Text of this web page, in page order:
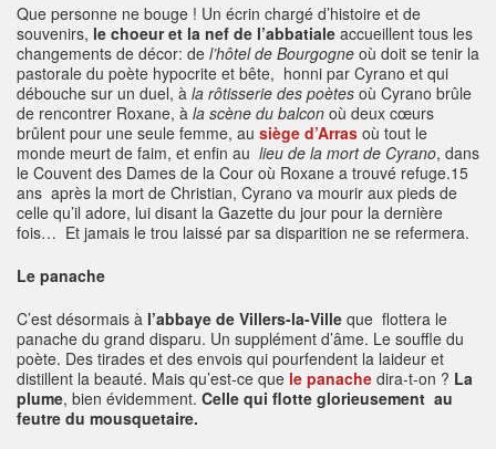
Que personne ne bouge ! Un écrin chargé d’histoire et de
souvenirs, le choeur et la nef de l’abbatiale accueillent tous les
changements de décor: de l’hôtel de Bourgogne où doit se tenir la
pastorale du poète hypocrite et bête, honni par Cyrano et qui
débouche sur un duel, à la rôtisserie des poètes où Cyrano brûle
de rencontrer Roxane, à la scène du balcon où deux cœurs
brûlent pour une seule femme, au siège d’Arras où tout le
monde meurt de faim, et enfin au lieu de la mort de Cyrano, dans
le Couvent des Dames de la Cour où Roxane a trouvé refuge.15
ans après la mort de Christian, Cyrano va mourir aux pieds de
celle qu’il adore, lui disant la Gazette du jour pour la dernière
fois… Et jamais le trou laissé par sa disparition ne se refermera.
Le panache
C’est désormais à l’abbaye de Villers-la-Ville que flottera le
panache du grand disparu. Un supplément d’âme. Le souffle du
poète. Des tirades et des envois qui pourfendent la laideur et
distillent la beauté. Mais qu’est-ce que le panache dira-t-on ? La
plume, bien évidemment. Celle qui flotte glorieusement au
feutre du mousquetaire.